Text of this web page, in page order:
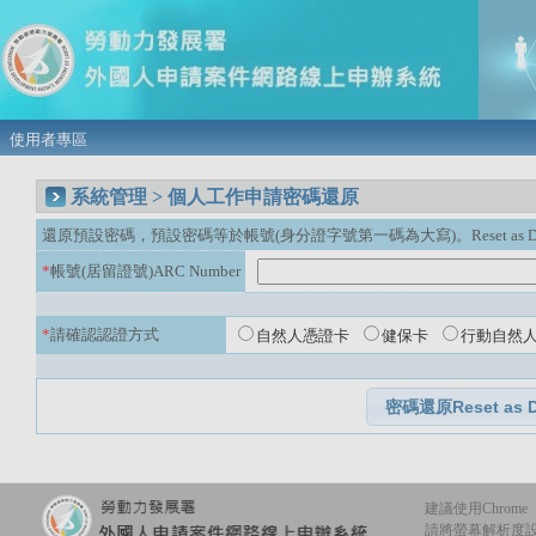
使用者專區
系統管理 > 個人工作申請密碼還原
還原預設密碼，預設密碼等於帳號(身分證字號第一碼為大寫)。Reset as
*帳號(居留證號)ARC Number
*請確認認證方式 自然人憑證卡 健保卡 行動自然
建議使用Chrome
請將螢幕解析度